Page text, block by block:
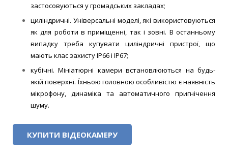
застосовуються у громадських закладах;
циліндричні. Універсальні моделі, які використовуються
як для роботи в приміщенні, так і зовні. В останньому
випадку треба купувати циліндричні пристрої, що
мають клас захисту IP66 і IP67;
кубічні. Мініатюрні камери встановлюються на будь-
якій поверхні. Їхньою головною особливістю є наявність
мікрофону, динаміка та автоматичного пригнічення
шуму.
КУПИТИ ВІДЕОКАМЕРУ